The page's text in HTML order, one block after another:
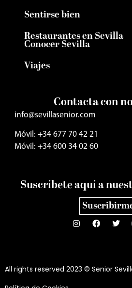
Sentirse bien
Restaurantes en Sevilla
Conocer Sevilla
Viajes
Contacta con
info@sevillasenior.com
Móvil: +34 677 70 42 21
Móvil: +34 600 34 02 60
Suscríbete aquí a
All rights reserved 2023 © Senior